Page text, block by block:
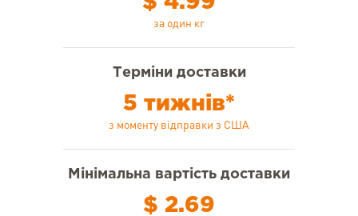
за один кг
Терміни доставки
5 тижнів*
з моменту відправки з США
Мінімальна вартість доставки
$ 2.69